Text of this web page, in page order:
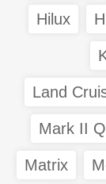
Hilux
Land
Mark II
Matrix